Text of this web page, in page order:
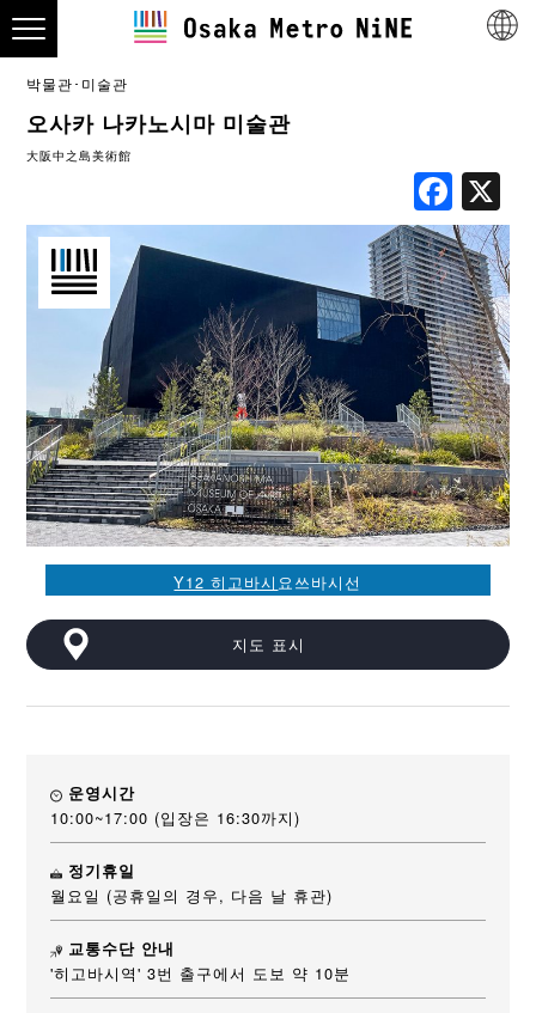
박물관･미술관
오사카 나카노시마 미술관
大阪中之島美術館
Y12 히고바시 요쓰바시선
지도 표시
운영시간
10:00~17:00 (입장은 16:30까지)
정기휴일
월요일 (공휴일의 경우, 다음 날 휴관)
교통수단 안내
'히고바시역' 3번 출구에서 도보 약 10분